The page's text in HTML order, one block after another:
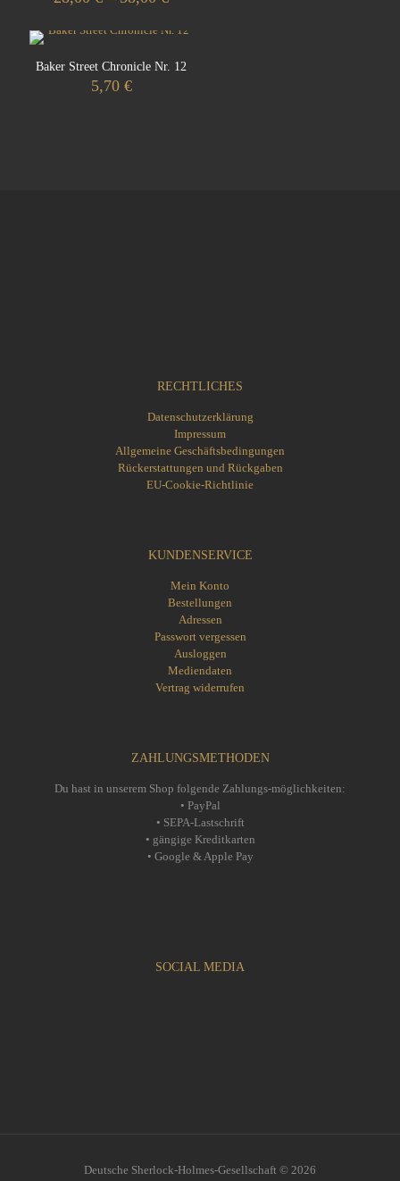
bis
Produkt
mehrere
Varianten
Baker Street Chronicle Nr. 12
5,70 €
RECHTLICHES
Datenschutzerklärung
Impressum
Allgemeine Geschäftsbedingungen
Rückerstattungen und Rückgaben
EU-Cookie-Richtlinie
KUNDENSERVICE
Mein Konto
Bestellungen
Adressen
Passwort vergessen
Ausloggen
Mediendaten
Vertrag widerrufen
ZAHLUNGSMETHODEN
Du hast in unserem Shop folgende Zahlungs-möglichkeiten:
• PayPal
• SEPA-Lastschrift
• gängige Kreditkarten
• Google & Apple Pay
SOCIAL MEDIA
Deutsche Sherlock-Holmes-Gesellschaft © 2026